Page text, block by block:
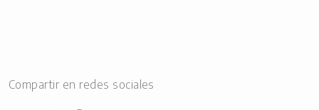
Compartir en redes sociales